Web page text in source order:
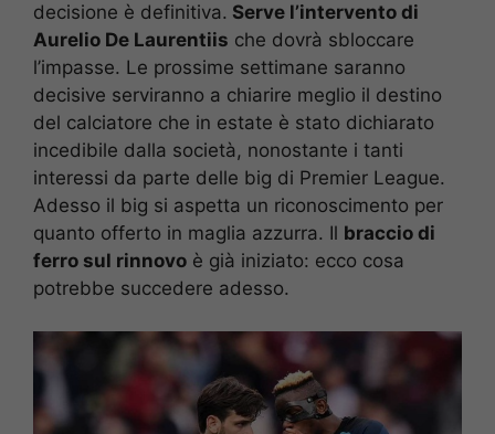
decisione è definitiva. Serve l’intervento di
Aurelio De Laurentiis che dovrà sbloccare
l’impasse. Le prossime settimane saranno
decisive serviranno a chiarire meglio il destino
del calciatore che in estate è stato dichiarato
incedibile dalla società, nonostante i tanti
interessi da parte delle big di Premier League.
Adesso il big si aspetta un riconoscimento per
quanto offerto in maglia azzurra. Il braccio di
ferro sul rinnovo è già iniziato: ecco cosa
potrebbe succedere adesso.